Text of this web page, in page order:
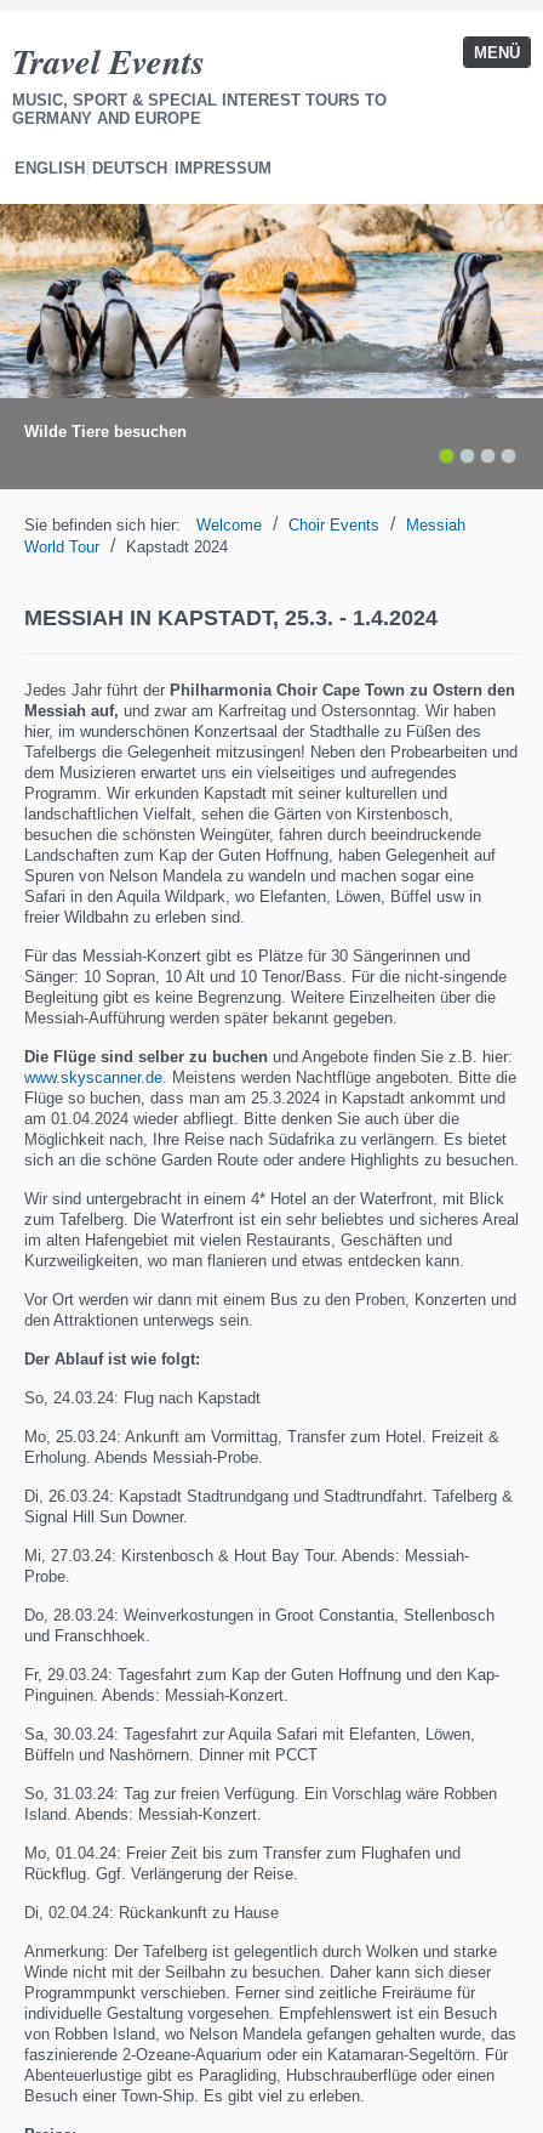
MENÜ
Travel Events
MUSIC, SPORT & SPECIAL INTEREST TOURS TO
GERMANY AND EUROPE
ENGLISH DEUTSCH IMPRESSUM
Wilde Tiere besuchen
1
2 3 4
Sie befinden sich hier: Welcome / Choir Events /
Messiah
World Tour / Kapstadt 2024
MESSIAH IN KAPSTADT, 25.3. - 1.4.2024
Jedes Jahr führt der Philharmonia Choir Cape Town zu Ostern den
Messiah auf, und zwar am Karfreitag und Ostersonntag. Wir haben
hier, im wunderschönen Konzertsaal der Stadthalle zu Füßen des
Tafelbergs die Gelegenheit mitzusingen! Neben den Probearbeiten und
dem Musizieren erwartet uns ein vielseitiges und aufregendes
Programm. Wir erkunden Kapstadt mit seiner kulturellen und
landschaftlichen Vielfalt, sehen die Gärten von Kirstenbosch,
besuchen die schönsten Weingüter, fahren durch beeindruckende
Landschaften zum Kap der Guten Hoffnung, haben Gelegenheit auf
Spuren von Nelson Mandela zu wandeln und machen sogar eine
Safari in den Aquila Wildpark, wo Elefanten, Löwen, Büffel usw in
freier Wildbahn zu erleben sind.
Für das Messiah-Konzert gibt es Plätze für 30 Sängerinnen und
Sänger: 10 Sopran, 10 Alt und 10 Tenor/Bass. Für die nicht-singende
Begleitung gibt es keine Begrenzung. Weitere Einzelheiten über die
Messiah-Aufführung werden später bekannt gegeben.
Die Flüge sind selber zu buchen und Angebote finden Sie z.B. hier:
www.skyscanner.de. Meistens werden Nachtflüge angeboten. Bitte die
Flüge so buchen, dass man am 25.3.2024 in Kapstadt ankommt und
am 01.04.2024 wieder abfliegt. Bitte denken Sie auch über die
Möglichkeit nach, Ihre Reise nach Südafrika zu verlängern. Es bietet
sich an die schöne Garden Route oder andere Highlights zu besuchen.
Wir sind untergebracht in einem 4* Hotel an der Waterfront, mit Blick
zum Tafelberg. Die Waterfront ist ein sehr beliebtes und sicheres Areal
im alten Hafengebiet mit vielen Restaurants, Geschäften und
Kurzweiligkeiten, wo man flanieren und etwas entdecken kann.
Vor Ort werden wir dann mit einem Bus zu den Proben, Konzerten und
den Attraktionen unterwegs sein.
Der Ablauf ist wie folgt:
So, 24.03.24: Flug nach Kapstadt
Mo, 25.03.24: Ankunft am Vormittag, Transfer zum Hotel. Freizeit &
Erholung. Abends Messiah-Probe.
Di, 26.03.24: Kapstadt Stadtrundgang und Stadtrundfahrt. Tafelberg &
Signal Hill Sun Downer.
Mi, 27.03.24: Kirstenbosch & Hout Bay Tour. Abends: Messiah-
Probe.
Do, 28.03.24: Weinverkostungen in Groot Constantia, Stellenbosch
und Franschhoek.
Fr, 29.03.24: Tagesfahrt zum Kap der Guten Hoffnung und den Kap-
Pinguinen. Abends: Messiah-Konzert.
Sa, 30.03.24: Tagesfahrt zur Aquila Safari mit Elefanten, Löwen,
Büffeln und Nashörnern. Dinner mit PCCT
So, 31.03.24: Tag zur freien Verfügung. Ein Vorschlag wäre Robben
Island. Abends: Messiah-Konzert.
Mo, 01.04.24: Freier Zeit bis zum Transfer zum Flughafen und
Rückflug. Ggf. Verlängerung der Reise.
Di, 02.04.24: Rückankunft zu Hause
Anmerkung: Der Tafelberg ist gelegentlich durch Wolken und starke
Winde nicht mit der Seilbahn zu besuchen. Daher kann sich dieser
Programmpunkt verschieben. Ferner sind zeitliche Freiräume für
individuelle Gestaltung vorgesehen. Empfehlenswert ist ein Besuch
von Robben Island, wo Nelson Mandela gefangen gehalten wurde, das
faszinierende 2-Ozeane-Aquarium oder ein Katamaran-Segeltörn. Für
Abenteuerlustige gibt es Paragliding, Hubschrauberflüge oder einen
Besuch einer Town-Ship. Es gibt viel zu erleben.